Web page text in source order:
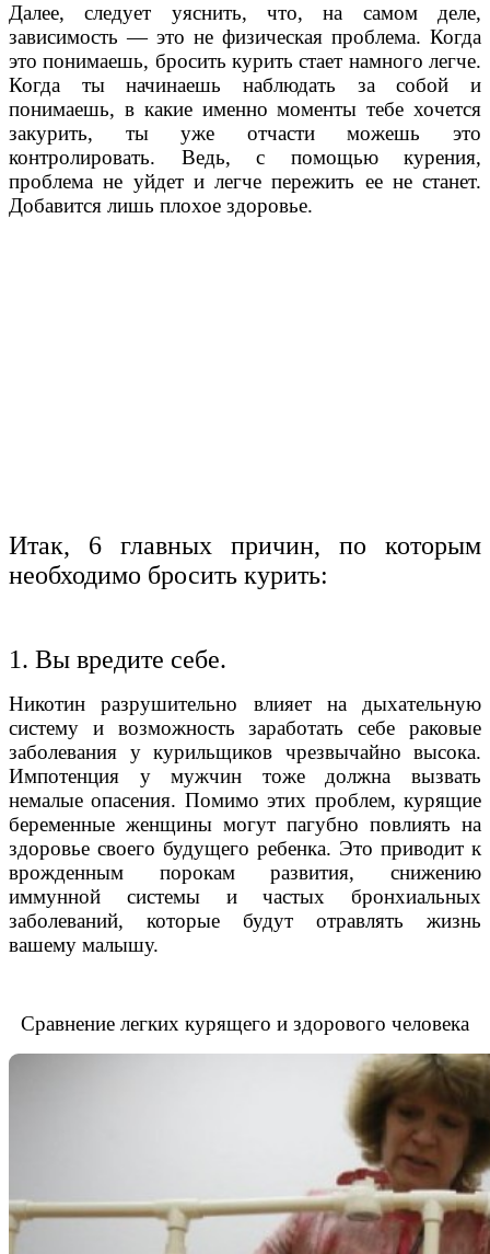
Далее, следует уяснить, что, на самом деле,
зависимость — это не физическая проблема. Когда
это понимаешь, бросить курить стает намного легче.
Когда ты начинаешь наблюдать за собой и
понимаешь, в какие именно моменты тебе хочется
закурить, ты уже отчасти можешь это
контролировать. Ведь, с помощью курения,
проблема не уйдет и легче пережить ее не станет.
Добавится лишь плохое здоровье.
Итак, 6 главных причин, по которым
необходимо бросить курить:
1. Вы вредите себе.
Никотин разрушительно влияет на дыхательную
систему и возможность заработать себе раковые
заболевания у курильщиков чрезвычайно высока.
Импотенция у мужчин тоже должна вызвать
немалые опасения. Помимо этих проблем, курящие
беременные женщины могут пагубно повлиять на
здоровье своего будущего ребенка. Это приводит к
врожденным порокам развития, снижению
иммунной системы и частых бронхиальных
заболеваний, которые будут отравлять жизнь
вашему малышу.
Сравнение легких курящего и здорового человека